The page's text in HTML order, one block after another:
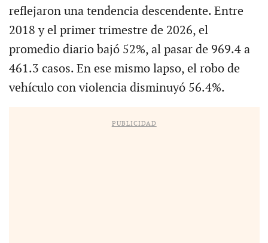
reflejaron una tendencia descendente. Entre
2018 y el primer trimestre de 2026, el
promedio diario bajó 52%, al pasar de 969.4 a
461.3 casos. En ese mismo lapso, el robo de
vehículo con violencia disminuyó 56.4%.
PUBLICIDAD